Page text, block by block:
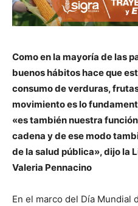
Como en la mayoría de las
buenos hábitos hace que
consumo de verduras,
movimiento es lo
«es también nuestra
cadena y de ese modo
de la salud pública», dijo la
Valeria Pennacino
En el marco del Día Mundial